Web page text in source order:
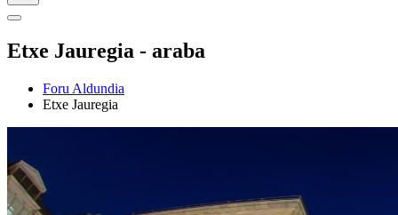
Etxe Jauregia - araba
Foru Aldundia
Etxe Jauregia